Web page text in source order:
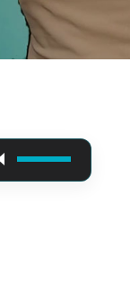
Usa i tasti